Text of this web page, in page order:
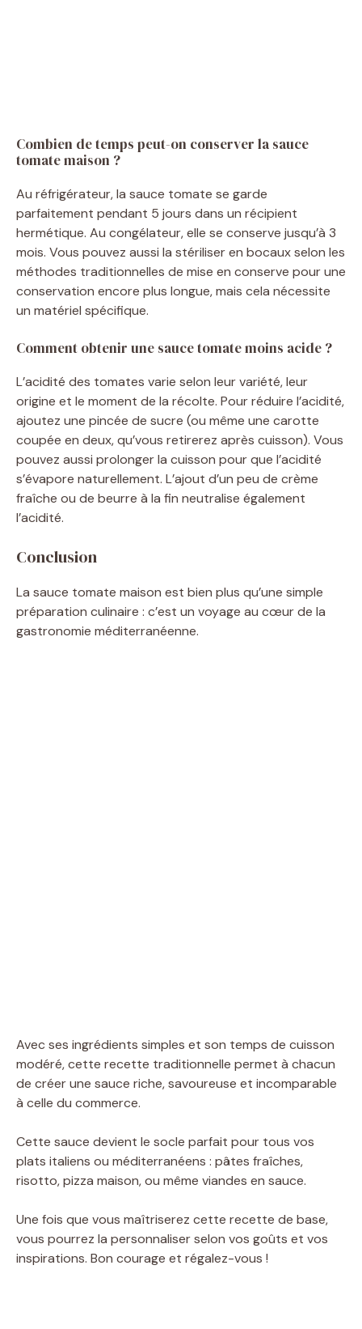
Combien de temps peut-on conserver la sauce
tomate maison ?
Au réfrigérateur, la sauce tomate se garde
parfaitement pendant 5 jours dans un récipient
hermétique. Au congélateur, elle se conserve jusqu’à 3
mois. Vous pouvez aussi la stériliser en bocaux selon les
méthodes traditionnelles de mise en conserve pour une
conservation encore plus longue, mais cela nécessite
un matériel spécifique.
Comment obtenir une sauce tomate moins acide ?
L’acidité des tomates varie selon leur variété, leur
origine et le moment de la récolte. Pour réduire l’acidité,
ajoutez une pincée de sucre (ou même une carotte
coupée en deux, qu’vous retirerez après cuisson). Vous
pouvez aussi prolonger la cuisson pour que l’acidité
s’évapore naturellement. L’ajout d’un peu de crème
fraîche ou de beurre à la fin neutralise également
l’acidité.
Conclusion
La sauce tomate maison est bien plus qu’une simple
préparation culinaire : c’est un voyage au cœur de la
gastronomie méditerranéenne.
Avec ses ingrédients simples et son temps de cuisson
modéré, cette recette traditionnelle permet à chacun
de créer une sauce riche, savoureuse et incomparable
à celle du commerce.
Cette sauce devient le socle parfait pour tous vos
plats italiens ou méditerranéens : pâtes fraîches,
risotto, pizza maison, ou même viandes en sauce.
Une fois que vous maîtriserez cette recette de base,
vous pourrez la personnaliser selon vos goûts et vos
inspirations. Bon courage et régalez-vous !